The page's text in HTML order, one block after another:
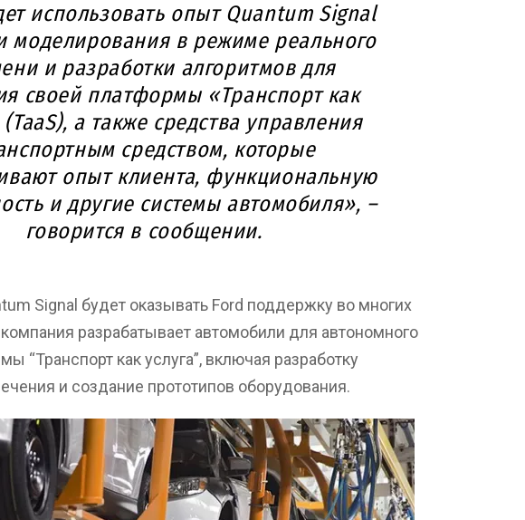
использовать опыт Quantum Signal
моделирования в режиме реального
и разработки алгоритмов для
своей платформы «Транспорт как
(TaaS), а также средства управления
средством, которые
опыт клиента, функциональную
и другие системы автомобиля», –
говорится в сообщении.
Signal будет оказывать Ford поддержку во многих
компания разрабатывает автомобили для автономного
“Транспорт как услуга”, включая разработку
и создание прототипов оборудования.